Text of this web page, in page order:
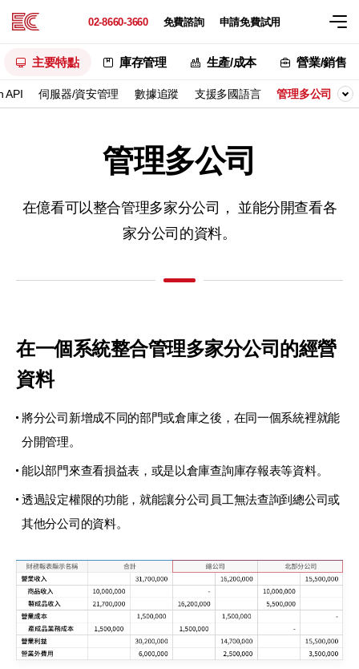
02-8660-3660 免費諮詢 申請免費試用
主要特點 庫存管理 生產/成本 營業/銷售
API 伺服器/資安管理 數據追蹤 支援多國語言 管理多公司
管理多公司
在億看可以整合管理多家分公司， 並能分開查看各
家分公司的資料。
在一個系統整合管理多家分公司的經營
資料
將分公司新增成不同的部門或倉庫之後， 在同一個系統裡就能
分開管理。
能以部門來查看損益表，或是以倉庫查詢庫存報表等資料。
透過設定權限的功能，就能讓分公司員工無法查詢到總公司或
其他分公司的資料。